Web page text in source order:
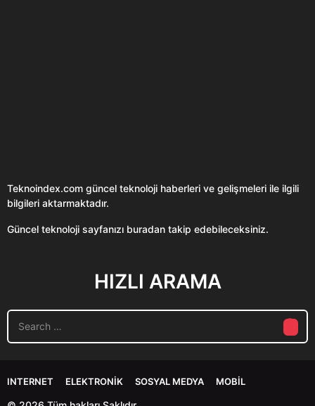
Teknoindex.com güncel teknoloji haberleri ve gelişmeleri ile ilgili
bilgileri aktarmaktadır.
Güncel teknoloji sayfanızı buradan takip edebileceksiniz.
HIZLI ARAMA
S
a
h
INTERNET ELEKTRONIK SOSYAL MEDYA MOBIL